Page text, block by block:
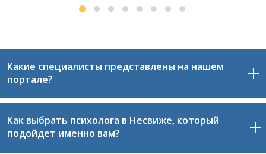
Какие специалисты представлены на нашем
портале?
На нашем сайте размещены только проверенные и
квалифицированные специалисты Несвижи,
являющиеся членами сообщества «Все психологи».
Как выбрать психолога в Несвиже, который
подойдет именно вам?